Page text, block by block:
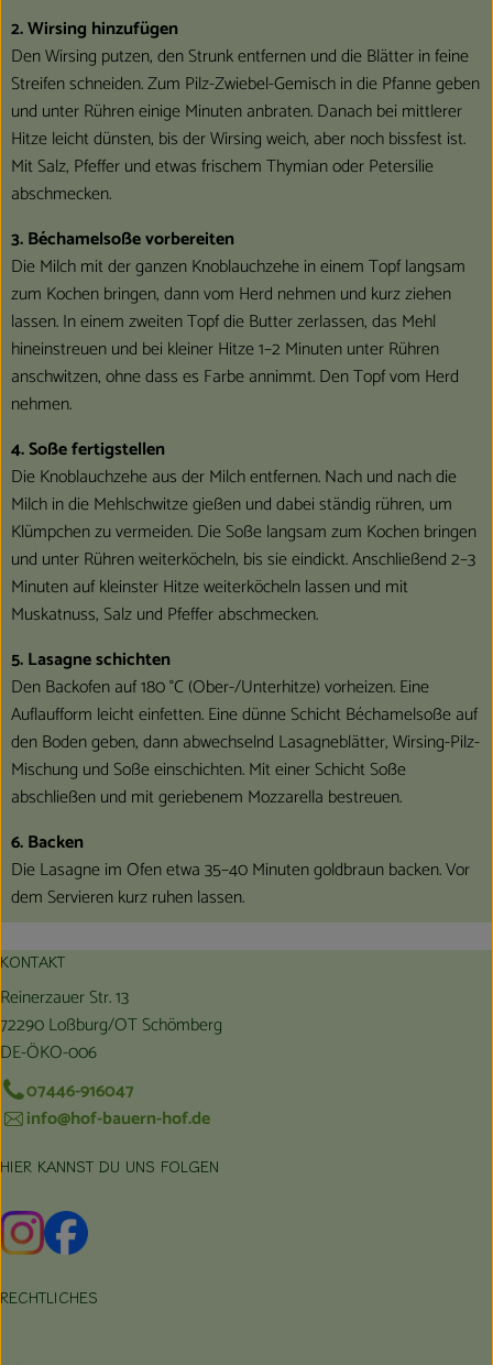
2. Wirsing hinzufügen
Den Wirsing putzen, den Strunk entfernen und die Blätter in feine
Streifen schneiden. Zum Pilz-Zwiebel-Gemisch in die Pfanne geben
und unter Rühren einige Minuten anbraten. Danach bei mittlerer
Hitze leicht dünsten, bis der Wirsing weich, aber noch bissfest ist.
Mit Salz, Pfeffer und etwas frischem Thymian oder Petersilie
abschmecken.
3. Béchamelsoße vorbereiten
Die Milch mit der ganzen Knoblauchzehe in einem Topf langsam
zum Kochen bringen, dann vom Herd nehmen und kurz ziehen
lassen. In einem zweiten Topf die Butter zerlassen, das Mehl
hineinstreuen und bei kleiner Hitze 1–2 Minuten unter Rühren
anschwitzen, ohne dass es Farbe annimmt. Den Topf vom Herd
nehmen.
4. Soße fertigstellen
Die Knoblauchzehe aus der Milch entfernen. Nach und nach die
Milch in die Mehlschwitze gießen und dabei ständig rühren, um
Klümpchen zu vermeiden. Die Soße langsam zum Kochen bringen
und unter Rühren weiterköcheln, bis sie eindickt. Anschließend 2–3
Minuten auf kleinster Hitze weiterköcheln lassen und mit
Muskatnuss, Salz und Pfeffer abschmecken.
5. Lasagne schichten
Den Backofen auf 180 °C (Ober-/Unterhitze) vorheizen. Eine
Auflaufform leicht einfetten. Eine dünne Schicht Béchamelsoße auf
den Boden geben, dann abwechselnd Lasagneblätter, Wirsing-Pilz-
Mischung und Soße einschichten. Mit einer Schicht Soße
abschließen und mit geriebenem Mozzarella bestreuen.
6. Backen
Die Lasagne im Ofen etwa 35–40 Minuten goldbraun backen. Vor
dem Servieren kurz ruhen lassen.
KONTAKT
Reinerzauer Str. 13
72290 Loßburg/OT Schömberg
DE-ÖKO-006
07446-916047
info@hof-bauern-hof.de
HIER KANNST DU UNS FOLGEN
Externer Link zu https://www.instagram.com/hofbauernhof/
Externer Link zu https://www.facebook.com/
RECHTLICHES